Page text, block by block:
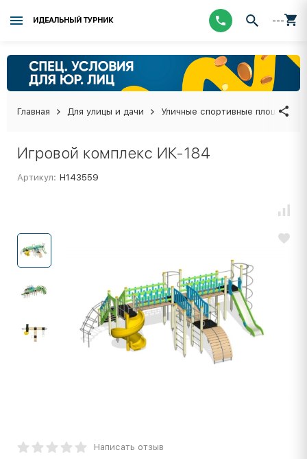
ИДЕАЛЬНЫЙ ТУРНИК ---
Главная Для улицы и дачи Уличные спортивные площадки
Игровой комплекс ИК-184
Артикул: Н143559
Написать отзыв